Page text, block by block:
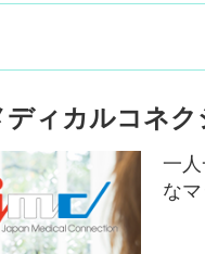
ディカルコネク
一
な